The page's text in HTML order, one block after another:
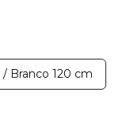
Branco 120 cm